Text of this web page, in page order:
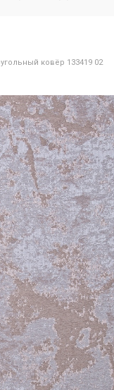
ковёр 133419 02